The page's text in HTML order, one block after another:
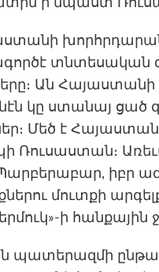
ի նպաստ
տնտե­սական
Ան Հա­յաս­տա­նի
կը ստա­նայ ցած
Մեծ է
Ռու­սաստան։
Պար­բե­րաբար, իբր
մուտքի
ի հանքային
պա­տերազ­մի